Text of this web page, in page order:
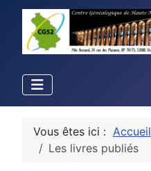
Vous êtes ici : Accueil
Les livres publiés